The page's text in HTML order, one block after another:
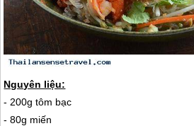
Nguyên liệu:
- 200g tôm bạc
- 80g miến